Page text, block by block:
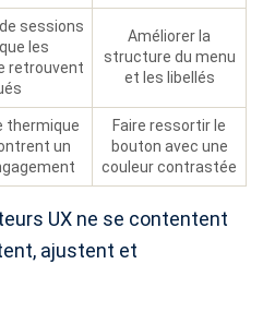
sessions
les
retrouvent
Améliorer la
structure du menu
et les libellés
thermique
un
Faire ressortir le
bouton avec une
couleur contrastée
UX ne se contentent
ajustent et